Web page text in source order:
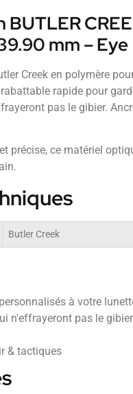
mm – Eye
Creek en polymère
rapide pour
pas le gibier.
précise, ce matériel
Butler Creek
à votre
n'effrayeront pas le gibier
& tactiques